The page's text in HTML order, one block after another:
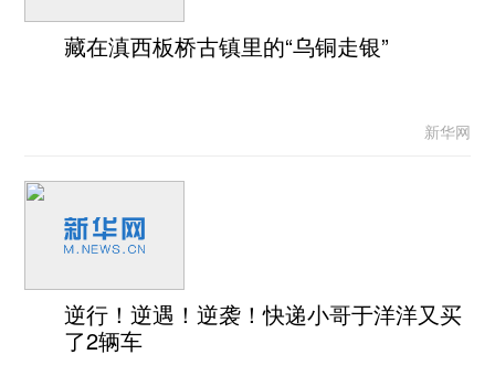
藏在滇西板桥古镇里的“乌铜走银”
新华网
逆行！逆遇！逆袭！快递小哥于洋洋又买
了2辆车